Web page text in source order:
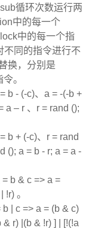
sub循环次数运行两
中的每一个
中的每一个指
不同的指令进行不
换，分别是
令。
b - (-c)、 a = -(-b +
a – r 、 r = rand ();
b + (-c)、 r = rand
(); a = b - r; a = a -
= b & c => a =
!r) 。
b | c => a = (b & c)
r) |(b & !r) ] | [!(!a